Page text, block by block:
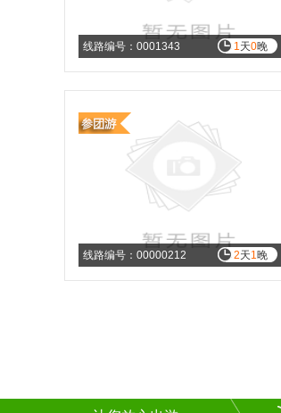
1天0晚
线路编号：0001343
2天1晚
线路编号：00000212